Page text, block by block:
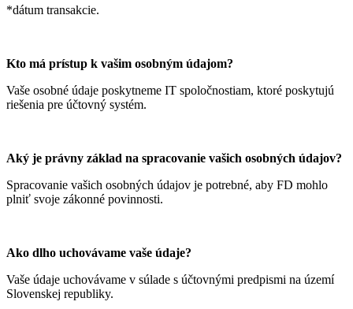
*dátum transakcie.
Kto má prístup k vašim osobným údajom?
Vaše osobné údaje poskytneme IT spoločnostiam, ktoré poskytujú
riešenia pre účtovný systém.
Aký je právny základ na spracovanie vašich osobných údajov?
Spracovanie vašich osobných údajov je potrebné, aby FD mohlo
plniť svoje zákonné povinnosti.
Ako dlho uchovávame vaše údaje?
Vaše údaje uchovávame v súlade s účtovnými predpismi na území
Slovenskej republiky.